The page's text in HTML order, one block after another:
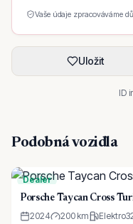
Vaše údaje zpracováváme
Uložit
ID
Podobná vozidla
Dealer
Porsche Taycan Cross
2024 200 km Elektro